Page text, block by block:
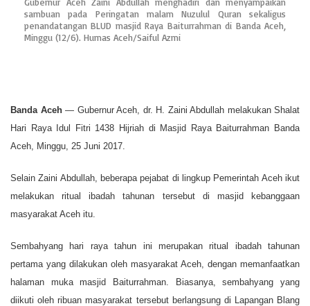
sambuan pada Peringatan malam Nuzulul Quran sekaligus
penandatangan BLUD masjid Raya Baiturrahman di Banda Aceh,
Minggu (12/6). Humas Aceh/Saiful Azmi
Banda Aceh — Gubernur Aceh, dr. H. Zaini Abdullah melakukan Shalat
Hari Raya Idul Fitri 1438 Hijriah di Masjid Raya Baiturrahman Banda
Aceh, Minggu, 25 Juni 2017.
Selain Zaini Abdullah, beberapa pejabat di lingkup Pemerintah Aceh ikut
melakukan ritual ibadah tahunan tersebut di masjid kebanggaan
masyarakat Aceh itu.
Sembahyang hari raya tahun ini merupakan ritual ibadah tahunan
pertama yang dilakukan oleh masyarakat Aceh, dengan memanfaatkan
halaman muka masjid Baiturrahman. Biasanya, sembahyang yang
diikuti oleh ribuan masyarakat tersebut berlangsung di Lapangan Blang